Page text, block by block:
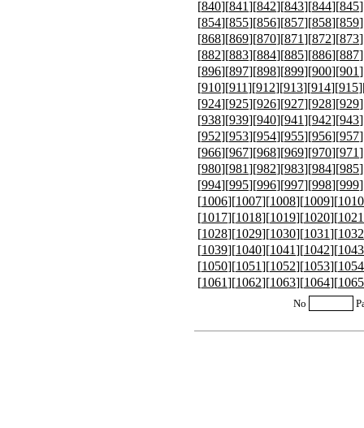
[840][841][842][843][844][845
[854][855][856][857][858][859
[868][869][870][871][872][873
[882][883][884][885][886][887
[896][897][898][899][900][901
[910][911][912][913][914][915
[924][925][926][927][928][929
[938][939][940][941][942][943
[952][953][954][955][956][957
[966][967][968][969][970][971
[980][981][982][983][984][985
[994][995][996][997][998][999
[1006][1007][1008][1009][1010
[1017][1018][1019][1020][1021
[1028][1029][1030][1031][1032
[1039][1040][1041][1042][1043
[1050][1051][1052][1053][1054
[1061][1062][1063][1064][1065
No